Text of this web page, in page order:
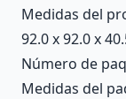
Medidas del
92.0 x 92.0 x
Número de
Medidas del